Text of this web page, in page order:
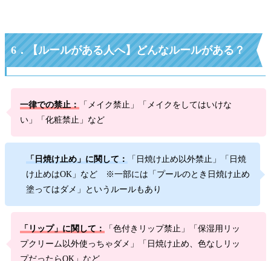
6．【ルールがある人へ】どんなルールがある？
一律での禁止： 「メイク禁止」「メイクをしてはいけな
い」「化粧禁止」など
「日焼け止め」に関して：
「日焼け止め以外禁止」「日焼
け止めはOK」など ※一部には「プールのとき日焼け止め
塗ってはダメ」というルールもあり
「リップ」に関して： 「色付きリップ禁止」「保湿用リッ
プクリーム以外使っちゃダメ」「日焼け止め、色なしリッ
プだったらOK」など